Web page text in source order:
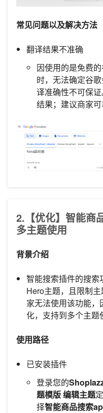
常见问题以及解决方法
翻译结果不准确
因使用的是免费
时，无法确定谷
译准确性不可保
结果；建议商家可
2.【优化】智能商
多主题使用
背景介绍
智能搜索插件的搜索
Hero主题，且限制
家无法使用该功能
化，支持到多个主题
使用路径
已安装插件
登录您的
题模版编辑主题
择智能商品搜索